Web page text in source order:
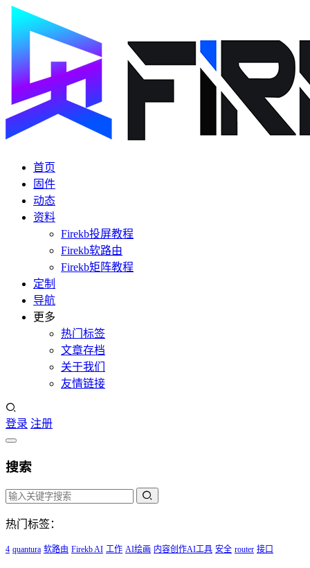
首页
固件
动态
资料
Firekb投屏教程
Firekb软路由
Firekb矩阵教程
定制
导航
更多
热门标签
文章存档
关于我们
友情链接
登录 注册
搜索
热门标签：
4 quantura 软路由 Firekb AI 工作 AI绘画 内容创作AI工具 安全 router 接口